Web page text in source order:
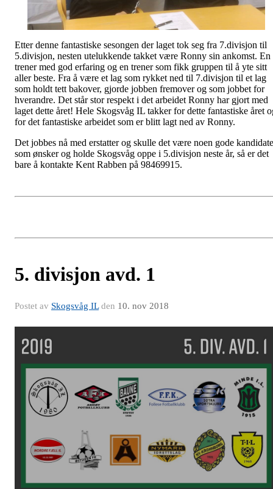
Etter denne fantastiske sesongen der laget tok seg fra 7.divisjon til
5.divisjon, nesten utelukkende takket være Ronny sin ankomst. En
trener med god erfaring og en trener som fikk gruppen til å yte sitt
aller beste. Fra å være et lag som rykket ned til 7.divisjon til et lag
som holdt tett bakover, gjorde jobben fremover og som jobbet for
hverandre. Det står stor respekt i det arbeidet Ronny har gjort med
laget dette året! Hele Skogsvåg IL takker for dette fantastiske året
for det fantastiske arbeidet som er blitt lagt ned av Ronny.
Det jobbes nå med erstatter og skulle det være noen gode
som ønsker og holde Skogsvåg oppe i 5.divisjon neste år, så er det
bare å kontakte Kent Rabben på 98469915.
5. divisjon avd. 1
Postet av Skogsvåg ILden 10. nov 2018